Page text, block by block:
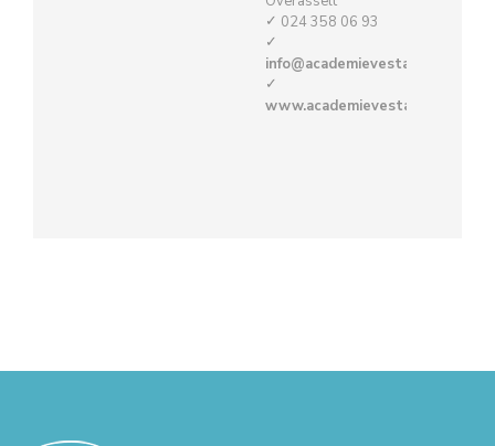
024 358 06 93
info@academievesta.nl
www.academievesta.nl